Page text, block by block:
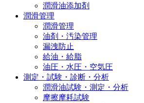
潤滑油添加剤
潤滑管理
潤滑管理
油剤・汚染管理
漏洩防止
給油・給脂
油圧・水圧・空気圧
測定・試験・診断・分析
潤滑油試験・測定・分析
摩擦摩耗試験